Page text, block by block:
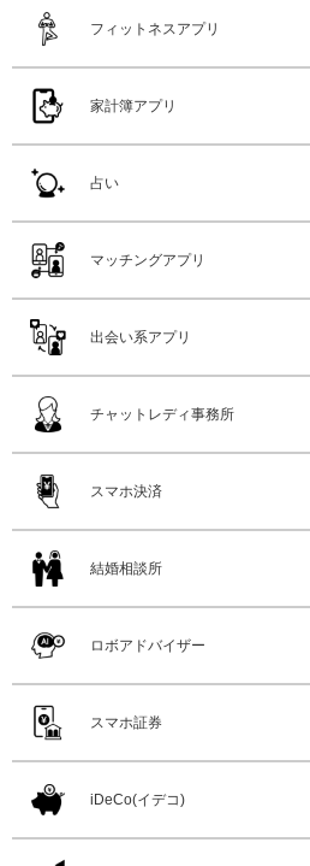
フィットネスアプリ
家計簿アプリ
占い
マッチングアプリ
出会い系アプリ
チャットレディ事務所
スマホ決済
結婚相談所
ロボアドバイザー
スマホ証券
iDeCo(イデコ)